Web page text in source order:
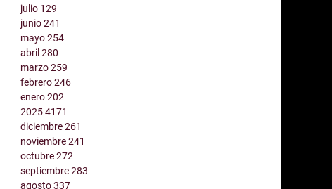
julio 129
junio241
mayo254
abril280
marzo259
febrero246
enero202
20254171
diciembre261
noviembre241
octubre272
septiembre283
agosto337